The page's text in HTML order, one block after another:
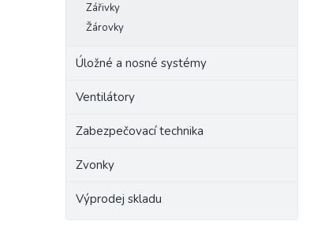
Zářivky
Žárovky
Úložné a nosné systémy
Ventilátory
Zabezpečovací technika
Zvonky
Výprodej skladu